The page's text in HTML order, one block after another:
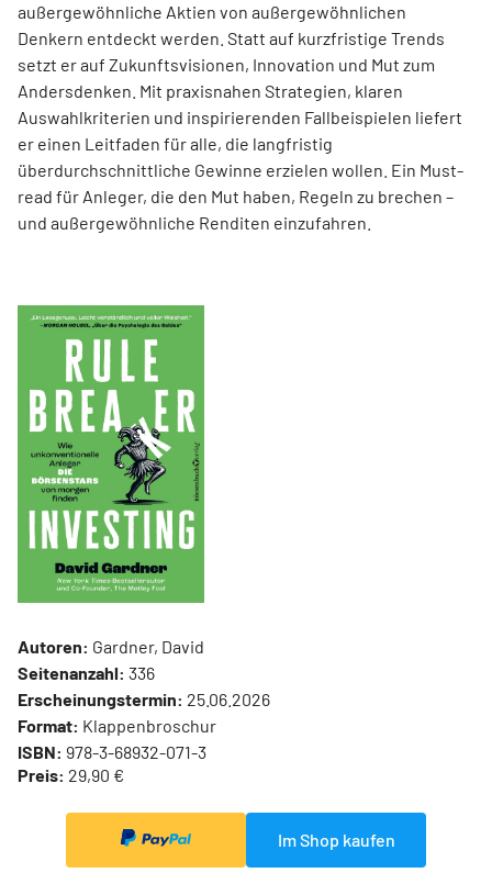
außergewöhnliche Aktien von außer­gewöhnlichen
Denkern entdeckt werden. Statt auf kurzfristige Trends
setzt er auf Zukunftsvisionen, Innovation und Mut zum
Andersdenken. Mit praxisnahen Strategien, klaren
Auswahlkriterien und inspirierenden Fallbeispielen liefert
er einen Leit­faden für alle, die langfristig
überdurchschnittliche Gewinne erzielen wollen. Ein Must-
read für Anleger, die den Mut haben, Regeln zu brechen –
und außergewöhnliche Renditen einzufahren.
Autoren: Gardner, David
Seitenanzahl: 336
Erscheinungstermin: 25.06.2026
Format: Klappenbroschur
ISBN: 978-3-68932-071-3
Preis: 29,90 €
Im Shop kaufen